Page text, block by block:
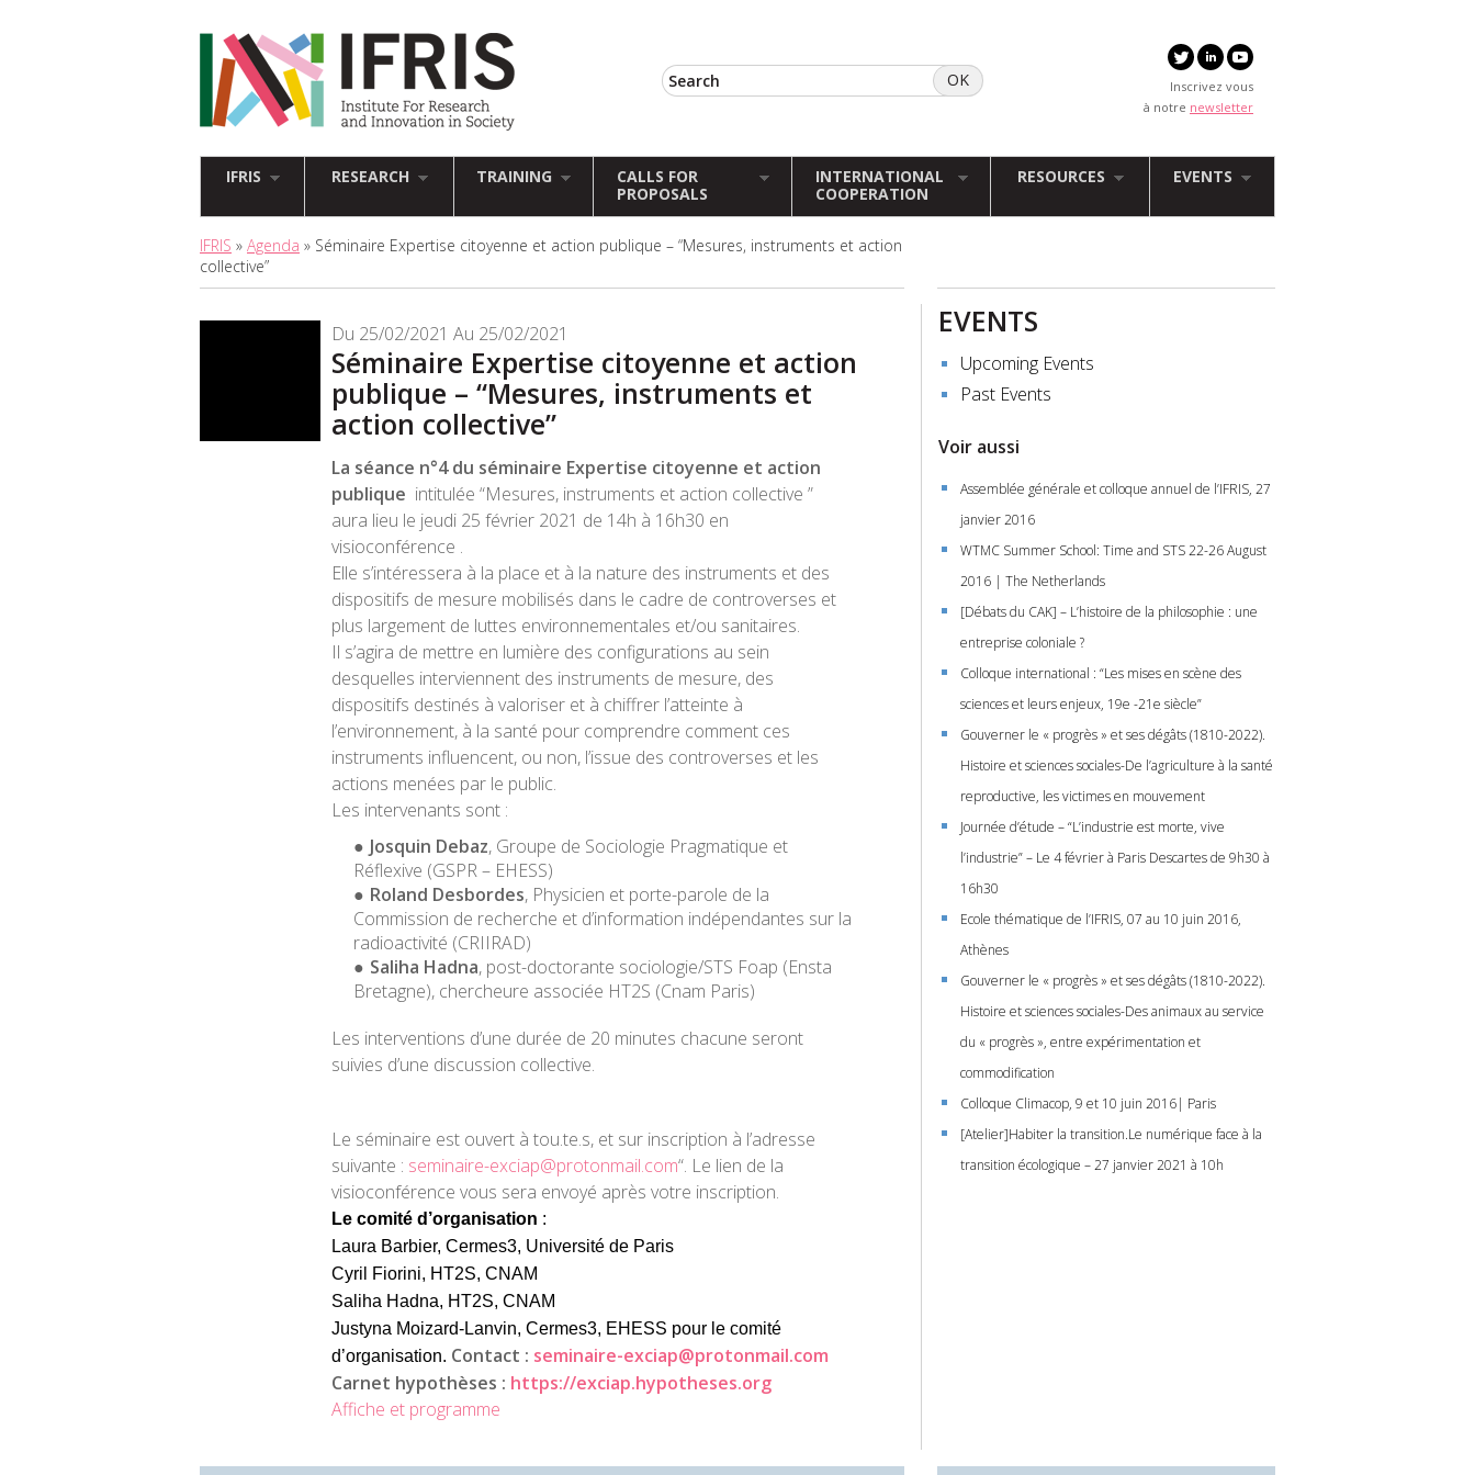
Inscrivez vous
à notre newsletter
IFRIS RESEARCH TRAINING
CALLS FOR
PROPOSALS
INTERNATIONAL
COOPERATION
RESOURCES EVENTS
IFRIS » Agenda » Séminaire Expertise citoyenne et action publique – “Mesures, instruments et action
collective”
Du 25/02/2021 Au 25/02/2021
Séminaire Expertise citoyenne et action
publique – “Mesures, instruments et
action collective”
La séance n°4 du séminaire Expertise citoyenne et action
publique intitulée “Mesures, instruments et action collective ”
aura lieu le jeudi 25 février 2021 de 14h à 16h30 en
visioconférence .
Elle s’intéressera à la place et à la nature des instruments et des
dispositifs de mesure mobilisés dans le cadre de controverses et
plus largement de luttes environnementales et/ou sanitaires.
Il s’agira de mettre en lumière des configurations au sein
desquelles interviennent des instruments de mesure, des
dispositifs destinés à valoriser et à chiffrer l’atteinte à
l’environnement, à la santé pour comprendre comment ces
instruments influencent, ou non, l’issue des controverses et les
actions menées par le public.
Les intervenants sont :
Josquin Debaz, Groupe de Sociologie Pragmatique et
Réflexive (GSPR – EHESS)
Roland Desbordes, Physicien et porte-parole de la
Commission de recherche et d’information indépendantes sur la
radioactivité (CRIIRAD)
Saliha Hadna, post-doctorante sociologie/STS Foap (Ensta
Bretagne), chercheure associée HT2S (Cnam Paris)
Les interventions d’une durée de 20 minutes chacune seront
suivies d’une discussion collective.
Le séminaire est ouvert à tou.te.s, et sur inscription à l’adresse
suivante : seminaire-exciap@protonmail.com“. Le lien de la
visioconférence vous sera envoyé après votre inscription.
Le comité d’organisation :
Laura Barbier, Cermes3, Université de Paris
Cyril Fiorini, HT2S, CNAM
Saliha Hadna, HT2S, CNAM
Justyna Moizard-Lanvin, Cermes3, EHESS pour le comité
d’organisation. Contact : seminaire-exciap@protonmail.com
Carnet hypothèses : https://exciap.hypotheses.org
Affiche et programme
EVENTS
Upcoming Events
Past Events
Voir aussi
Assemblée générale et colloque annuel de l’IFRIS, 27
janvier 2016
WTMC Summer School: Time and STS 22-26 August
2016 | The Netherlands
[Débats du CAK] – L’histoire de la philosophie : une
entreprise coloniale ?
Colloque international : “Les mises en scène des
sciences et leurs enjeux, 19e -21e siècle”
Gouverner le « progrès » et ses dégâts (1810-2022).
Histoire et sciences sociales-De l’agriculture à la santé
reproductive, les victimes en mouvement
Journée d’étude – “L’industrie est morte, vive
l’industrie” – Le 4 février à Paris Descartes de 9h30 à
16h30
Ecole thématique de l’IFRIS, 07 au 10 juin 2016,
Athènes
Gouverner le « progrès » et ses dégâts (1810-2022).
Histoire et sciences sociales-Des animaux au service
du « progrès », entre expérimentation et
commodification
Colloque Climacop, 9 et 10 juin 2016| Paris
[Atelier]Habiter la transition.Le numérique face à la
transition écologique – 27 janvier 2021 à 10h